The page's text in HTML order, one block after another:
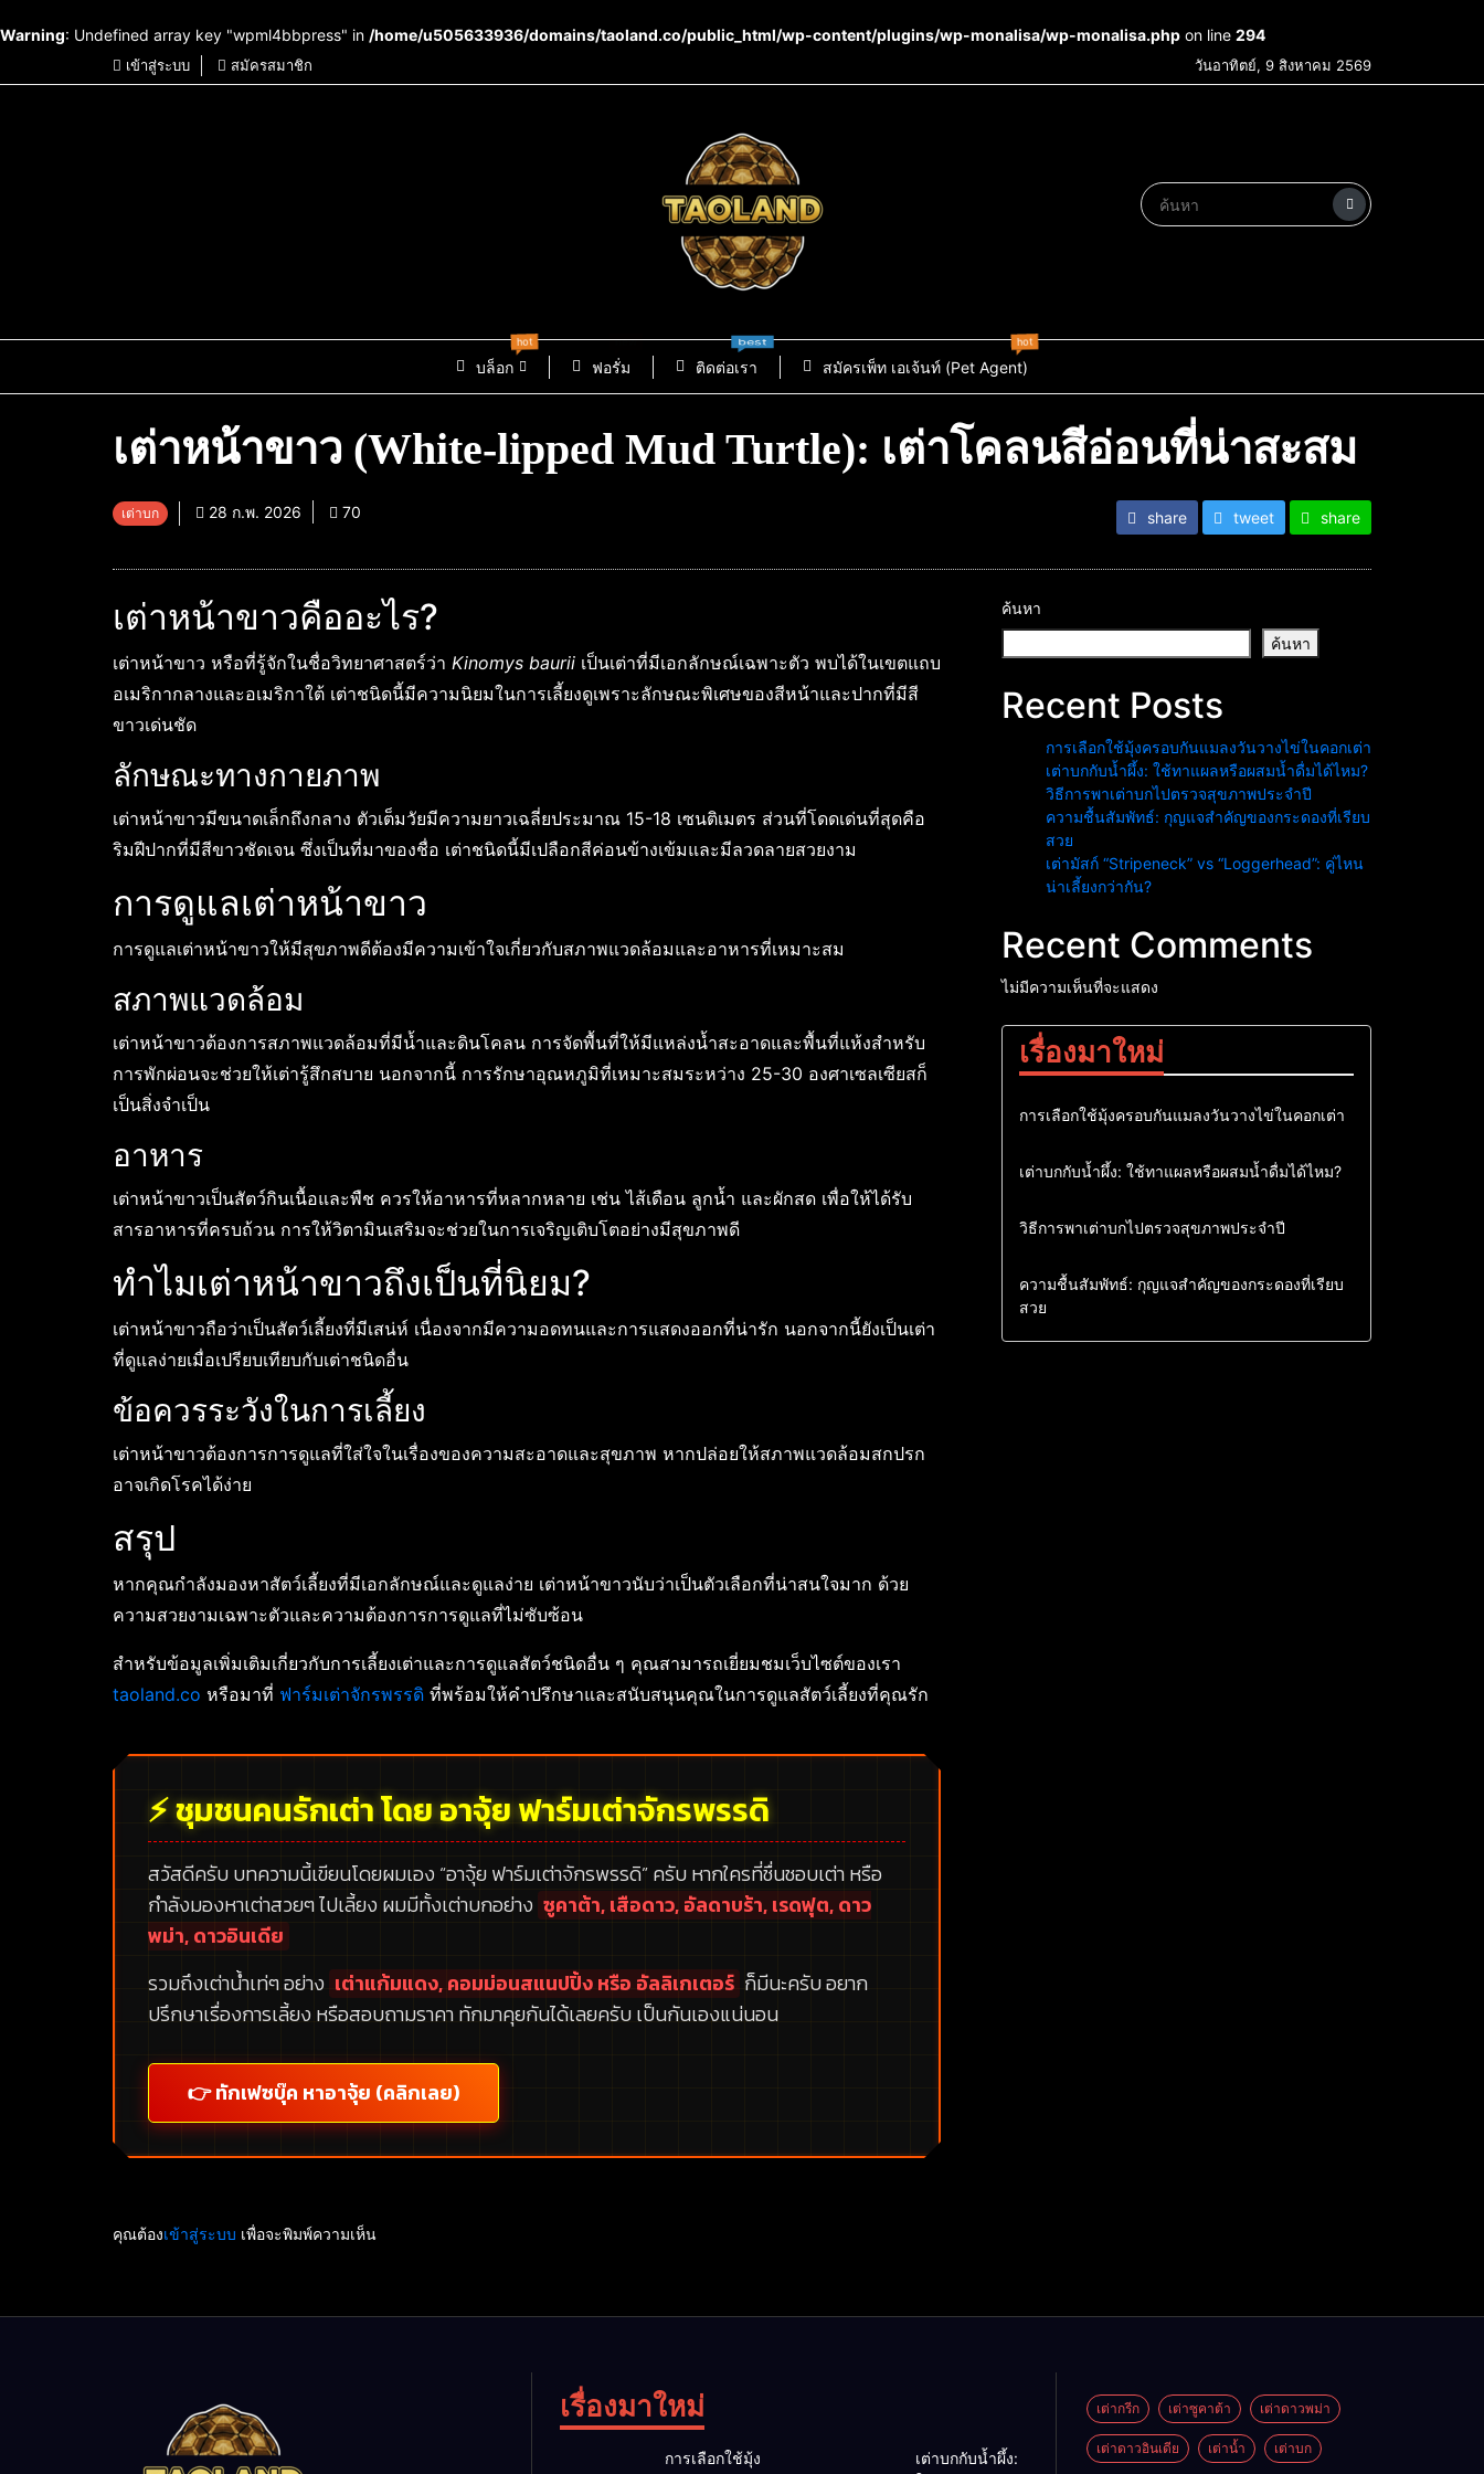
Warning: Undefined array key "wpml4bbpress" in /home/u505633936/domains/taoland.co/public_html/wp-content/plugins/wp-monalisa/wp-monalisa.php on line 294
เข้าสู่ระบบ สมัครสมาชิก วันอาทิตย์, 9 สิงหาคม 2569
บล็อก
hot
ฟอรั่ม
new
ติดต่อเรา
best
สมัครเพ็ท เอเจ้นท์ (Pet Agent)
hot
เต่าหน้าขาว (White-lipped Mud Turtle): เต่าโคลนสีอ่อนที่น่าสะสม
เต่าบก 28 ก.พ. 2026 70 share tweet share
เต่าหน้าขาวคืออะไร?
เต่าหน้าขาว หรือที่รู้จักในชื่อวิทยาศาสตร์ว่า Kinomys baurii เป็นเต่าที่มีเอกลักษณ์เฉพาะตัว พบได้ในเขตแถบ
อเมริกากลางและอเมริกาใต้ เต่าชนิดนี้มีความนิยมในการเลี้ยงดูเพราะลักษณะพิเศษของสีหน้าและปากที่มีสี
ขาวเด่นชัด
ลักษณะทางกายภาพ
เต่าหน้าขาวมีขนาดเล็กถึงกลาง ตัวเต็มวัยมีความยาวเฉลี่ยประมาณ 15-18 เซนติเมตร ส่วนที่โดดเด่นที่สุดคือ
ริมฝีปากที่มีสีขาวชัดเจน ซึ่งเป็นที่มาของชื่อ เต่าชนิดนี้มีเปลือกสีค่อนข้างเข้มและมีลวดลายสวยงาม
การดูแลเต่าหน้าขาว
การดูแลเต่าหน้าขาวให้มีสุขภาพดีต้องมีความเข้าใจเกี่ยวกับสภาพแวดล้อมและอาหารที่เหมาะสม
สภาพแวดล้อม
เต่าหน้าขาวต้องการสภาพแวดล้อมที่มีน้ำและดินโคลน การจัดพื้นที่ให้มีแหล่งน้ำสะอาดและพื้นที่แห้งสำหรับ
การพักผ่อนจะช่วยให้เต่ารู้สึกสบาย นอกจากนี้ การรักษาอุณหภูมิที่เหมาะสมระหว่าง 25-30 องศาเซลเซียสก็
เป็นสิ่งจำเป็น
อาหาร
เต่าหน้าขาวเป็นสัตว์กินเนื้อและพืช ควรให้อาหารที่หลากหลาย เช่น ไส้เดือน ลูกน้ำ และผักสด เพื่อให้ได้รับ
สารอาหารที่ครบถ้วน การให้วิตามินเสริมจะช่วยในการเจริญเติบโตอย่างมีสุขภาพดี
ทำไมเต่าหน้าขาวถึงเป็นที่นิยม?
เต่าหน้าขาวถือว่าเป็นสัตว์เลี้ยงที่มีเสน่ห์ เนื่องจากมีความอดทนและการแสดงออกที่น่ารัก นอกจากนี้ยังเป็นเต่า
ที่ดูแลง่ายเมื่อเปรียบเทียบกับเต่าชนิดอื่น
ข้อควรระวังในการเลี้ยง
เต่าหน้าขาวต้องการการดูแลที่ใส่ใจในเรื่องของความสะอาดและสุขภาพ หากปล่อยให้สภาพแวดล้อมสกปรก
อาจเกิดโรคได้ง่าย
สรุป
หากคุณกำลังมองหาสัตว์เลี้ยงที่มีเอกลักษณ์และดูแลง่าย เต่าหน้าขาวนับว่าเป็นตัวเลือกที่น่าสนใจมาก ด้วย
ความสวยงามเฉพาะตัวและความต้องการการดูแลที่ไม่ซับซ้อน
สำหรับข้อมูลเพิ่มเติมเกี่ยวกับการเลี้ยงเต่าและการดูแลสัตว์ชนิดอื่น ๆ คุณสามารถเยี่ยมชมเว็บไซต์ของเรา
taoland.co หรือมาที่ ฟาร์มเต่าจักรพรรดิ ที่พร้อมให้คำปรึกษาและสนับสนุนคุณในการดูแลสัตว์เลี้ยงที่คุณรัก
⚡ ชุมชนคนรักเต่า โดย อาจุ้ย ฟาร์มเต่าจักรพรรดิ
สวัสดีครับ บทความนี้เขียนโดยผมเอง “อาจุ้ย ฟาร์มเต่าจักรพรรดิ”ครับ หากใครที่ชื่นชอบเต่า หรือ
กำลังมองหาเต่าสวยๆ ไปเลี้ยง ผมมีทั้งเต่าบกอย่าง ซูคาต้า, เสือดาว, อัลดาบร้า, เรดฟุต, ดาว
พม่า, ดาวอินเดีย
รวมถึงเต่าน้ำเท่ๆ อย่าง เต่าแก้มแดง, คอมม่อนสแนปปิ้ง หรือ อัลลิเกเตอร์ ก็มีนะครับ อยาก
ปรึกษาเรื่องการเลี้ยง หรือสอบถามราคา ทักมาคุยกันได้เลยครับ เป็นกันเองแน่นอน
👉 ทักเฟซบุ๊ค หาอาจุ้ย (คลิกเลย)
คุณต้องเข้าสู่ระบบ เพื่อจะพิมพ์ความเห็น
ค้นหา
ค้นหา
Recent Posts
การเลือกใช้มุ้งครอบกันแมลงวันวางไข่ในคอกเต่า
เต่าบกกับน้ำผึ้ง: ใช้ทาแผลหรือผสมน้ำดื่มได้ไหม?
วิธีการพาเต่าบกไปตรวจสุขภาพประจำปี
ความชื้นสัมพัทธ์: กุญแจสำคัญของกระดองที่เรียบ
สวย
เต่ามัสก์ “Stripeneck” vs “Loggerhead”: คู่ไหน
น่าเลี้ยงกว่ากัน?
Recent Comments
ไม่มีความเห็นที่จะแสดง
เรื่องมาใหม่
เต่าบก
การเลือกใช้มุ้งครอบกันแมลงวันวางไข่ในคอกเต่า
เต่าบก
เต่าบกกับน้ำผึ้ง: ใช้ทาแผลหรือผสมน้ำดื่มได้ไหม?
วิธีการพาเต่าบกไปตรวจสุขภาพประจำปี
เต่าบก
ความชื้นสัมพัทธ์: กุญแจสำคัญของกระดองที่เรียบ
สวย
เรื่องมาใหม่
การเลือกใช้มุ้ง
เต่าบกกับน้ำผึ้ง:
เต่ากรีก เต่าซูคาต้า เต่าดาวพม่า
เต่าดาวอินเดีย เต่าน้ำ เต่าบก